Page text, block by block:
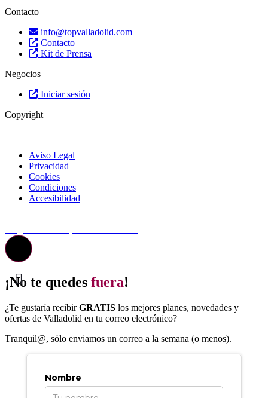
Contacto
info@topvalladolid.com
Contacto
Kit de Prensa
Negocios
Iniciar sesión
Copyright
Aviso Legal
Privacidad
Cookies
Condiciones
Accesibilidad
¡No te quedes fuera!
¿Te gustaría recibirGRATIS los mejores planes, novedades y
ofertas de Valladolid en tu correo electrónico?
Tranquil@, sólo enviamos un correo a la semana (o menos).